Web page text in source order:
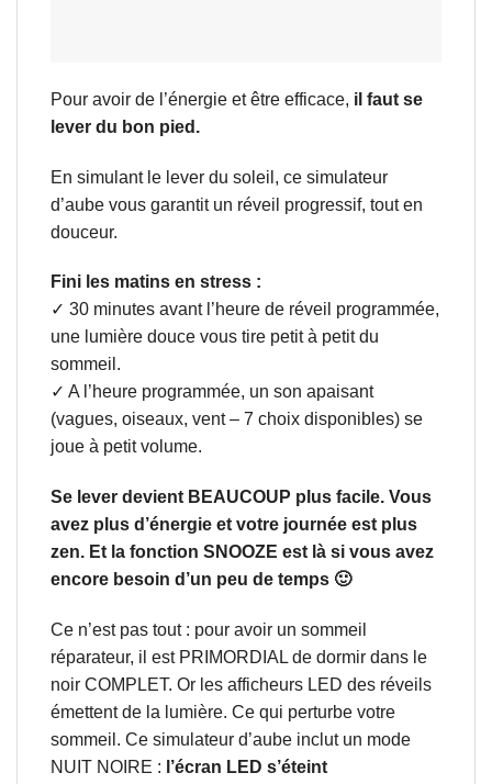
Pour avoir de l’énergie et être efficace, il faut se
lever du bon pied.
En simulant le lever du soleil, ce simulateur
d’aube vous garantit un réveil progressif, tout en
douceur.
Fini les matins en stress :
✓ 30 minutes avant l’heure de réveil programmée,
une lumière douce vous tire petit à petit du
sommeil.
✓ A l’heure programmée, un son apaisant
(vagues, oiseaux, vent – 7 choix disponibles) se
joue à petit volume.
Se lever devient BEAUCOUP plus facile. Vous
avez plus d’énergie et votre journée est plus
zen. Et la fonction SNOOZE est là si vous avez
encore besoin d’un peu de temps 🙂
Ce n’est pas tout : pour avoir un sommeil
réparateur, il est PRIMORDIAL de dormir dans le
noir COMPLET. Or les afficheurs LED des réveils
émettent de la lumière. Ce qui perturbe votre
sommeil. Ce simulateur d’aube inclut un mode
NUIT NOIRE : l’écran LED s’éteint